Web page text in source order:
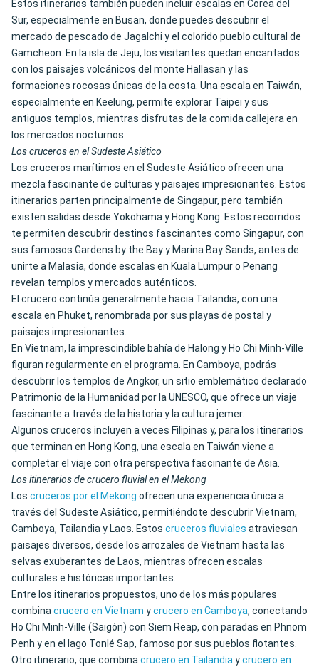
Estos itinerarios también pueden incluir escalas en Corea del
Sur, especialmente en Busan, donde puedes descubrir el
mercado de pescado de Jagalchi y el colorido pueblo cultural de
Gamcheon. En la isla de Jeju, los visitantes quedan encantados
con los paisajes volcánicos del monte Hallasan y las
formaciones rocosas únicas de la costa. Una escala en Taiwán,
especialmente en Keelung, permite explorar Taipei y sus
antiguos templos, mientras disfrutas de la comida callejera en
los mercados nocturnos.
Los cruceros en el Sudeste Asiático
Los cruceros marítimos en el Sudeste Asiático ofrecen una
mezcla fascinante de culturas y paisajes impresionantes. Estos
itinerarios parten principalmente de Singapur, pero también
existen salidas desde Yokohama y Hong Kong. Estos recorridos
te permiten descubrir destinos fascinantes como Singapur, con
sus famosos Gardens by the Bay y Marina Bay Sands, antes de
unirte a Malasia, donde escalas en Kuala Lumpur o Penang
revelan templos y mercados auténticos.
El crucero continúa generalmente hacia Tailandia, con una
escala en Phuket, renombrada por sus playas de postal y
paisajes impresionantes.
En Vietnam, la imprescindible bahía de Halong y Ho Chi Minh-Ville
figuran regularmente en el programa. En Camboya, podrás
descubrir los templos de Angkor, un sitio emblemático declarado
Patrimonio de la Humanidad por la UNESCO, que ofrece un viaje
fascinante a través de la historia y la cultura jemer.
Algunos cruceros incluyen a veces Filipinas y, para los itinerarios
que terminan en Hong Kong, una escala en Taiwán viene a
completar el viaje con otra perspectiva fascinante de Asia.
Los itinerarios de crucero fluvial en el Mekong
Los cruceros por el Mekong ofrecen una experiencia única a
través del Sudeste Asiático, permitiéndote descubrir Vietnam,
Camboya, Tailandia y Laos. Estos cruceros fluviales atraviesan
paisajes diversos, desde los arrozales de Vietnam hasta las
selvas exuberantes de Laos, mientras ofrecen escalas
culturales e históricas importantes.
Entre los itinerarios propuestos, uno de los más populares
combinacrucero en Vietnam ycrucero en Camboya, conectando
Ho Chi Minh-Ville (Saigón) con Siem Reap, con paradas en Phnom
Penh y en el lago Tonlé Sap, famoso por sus pueblos flotantes.
Otro itinerario, que combinacrucero en Tailandiaycrucero en